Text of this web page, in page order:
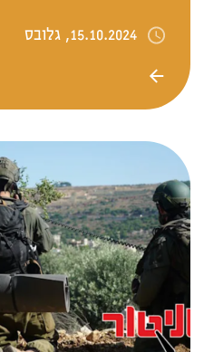
15.10.2024, גלובס